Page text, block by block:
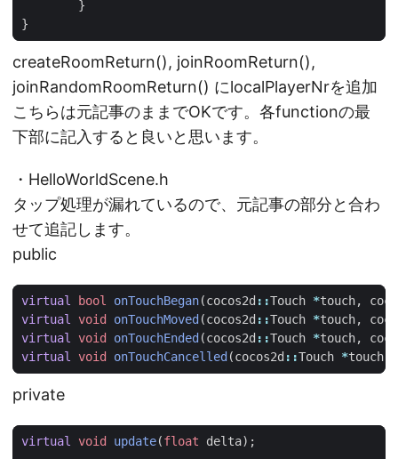
}
}
createRoomReturn(), joinRoomReturn(),
joinRandomRoomReturn() にlocalPlayerNrを追加
こちらは元記事のままでOKです。各functionの最
下部に記入すると良いと思います。
・HelloWorldScene.h
タップ処理が漏れているので、元記事の部分と合わ
せて追記します。
public
virtual bool onTouchBegan(cocos2d ::Touch *touch,
virtual
void onTouchMoved (cocos2d ::Touch *touch,
virtual
void onTouchEnded (cocos2d ::Touch *touch,
virtual
void onTouchCancelled (cocos2d ::Touch *touch
private
virtual void update(float delta);